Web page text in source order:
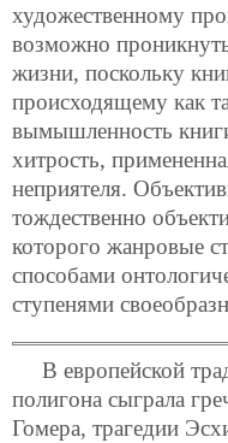
художественному
возможно
жизни, поскольку
происходящему как
вымышленность
хитрость,
неприятеля.
тождественно
которого жанровые
способами
ступенями
В европейской
полигона сыграла
Гомера, трагедии